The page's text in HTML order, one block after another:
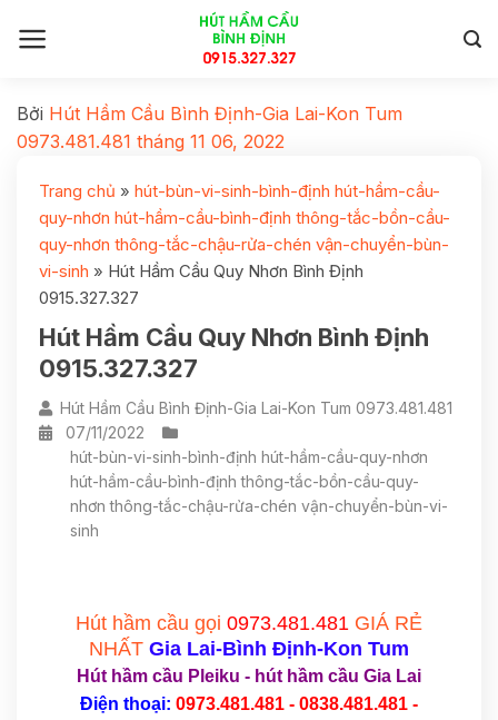
Bởi Hút Hầm Cầu Bình Định-Gia Lai-Kon Tum
0973.481.481 tháng 11 06, 2022
Trang chủ » hút-bùn-vi-sinh-bình-định hút-hầm-cầu-
quy-nhơn hút-hầm-cầu-bình-định thông-tắc-bồn-cầu-
quy-nhơn thông-tắc-chậu-rửa-chén vận-chuyển-bùn-
vi-sinh » Hút Hầm Cầu Quy Nhơn Bình Định
0915.327.327
Hút Hầm Cầu Quy Nhơn Bình Định
0915.327.327
Hút Hầm Cầu Bình Định-Gia Lai-Kon Tum 0973.481.481
07/11/2022
hút-bùn-vi-sinh-bình-định hút-hầm-cầu-quy-nhơn
hút-hầm-cầu-bình-định thông-tắc-bồn-cầu-quy-
nhơn thông-tắc-chậu-rửa-chén vận-chuyển-bùn-vi-
sinh
Hút hầm cầu gọi 0973.481.481 GIÁ RẺ
NHẤT Gia Lai-Bình Định-Kon Tum
Hút hầm cầu Pleiku - hút hầm cầu Gia Lai
Điện thoại: 0973.481.481 - 0838.481.481 -